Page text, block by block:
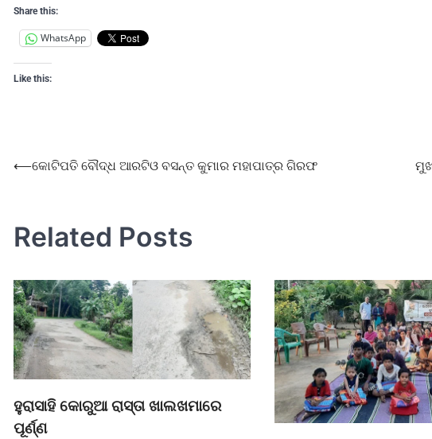
Share this:
WhatsApp
Like this:
⟵କୋଟିପତି ବୌଦ୍ଧ ଆରଟିଓ ବସନ୍ତ କୁମାର ମହାପାତ୍ର ଗିରଫ
Related Posts
ହୁରାସାହି କୋରୁଆ ରାସ୍ତା ଖାଲଖମାରେ
ପୂର୍ଣ୍ଣ